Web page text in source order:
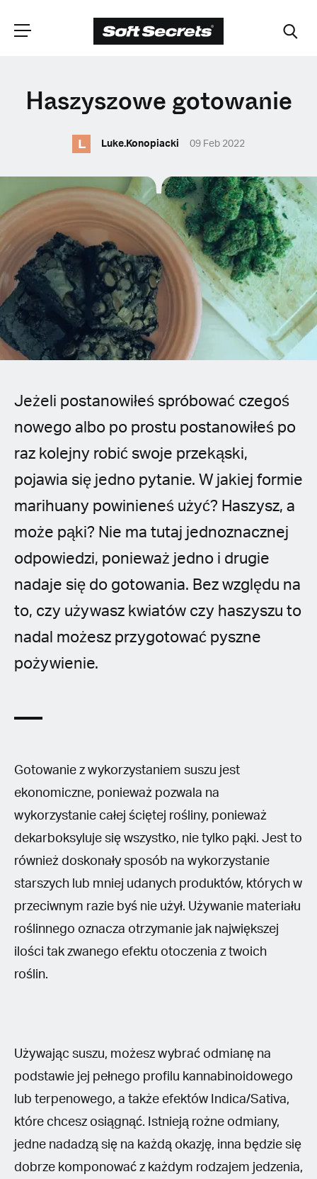
WYBIERZ
Dutch
English (United Kingdom)
English (United States)
Spanish (Spain)
Spanish (Latin America)
German
French
Italian
Czech
Polish
Haszyszowe gotowanie
L Luke.Konopiacki 09 Feb 2022
Jeżeli postanowiłeś spróbować czegoś
nowego albo po prostu postanowiłeś po
raz kolejny robić swoje przekąski,
pojawia się jedno pytanie. W jakiej formie
marihuany powinieneś użyć? Haszysz, a
może pąki? Nie ma tutaj jednoznacznej
odpowiedzi, ponieważ jedno i drugie
nadaje się do gotowania. Bez względu na
to, czy używasz kwiatów czy haszyszu to
nadal możesz przygotować pyszne
pożywienie.
Gotowanie z wykorzystaniem suszu jest
ekonomiczne, ponieważ pozwala na
wykorzystanie całej ściętej rośliny, ponieważ
dekarboksyluje się wszystko, nie tylko pąki. Jest to
również doskonały sposób na wykorzystanie
starszych lub mniej udanych produktów, których w
przeciwnym razie byś nie użył. Używanie materiału
roślinnego oznacza otrzymanie jak największej
ilości tak zwanego efektu otoczenia z twoich
roślin.
Używając suszu, możesz wybrać odmianę na
podstawie jej pełnego profilu kannabinoidowego
lub terpenowego, a także efektów Indica/Sativa,
które chcesz osiągnąć. Istnieją rożne odmiany,
jedne nadadzą się na każdą okazję, inna będzie się
dobrze komponować z każdym rodzajem jedzenia,